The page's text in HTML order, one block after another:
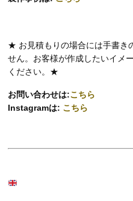
★ お見積もりの場合には手書き
せん。お客様が作成したいイメ
ください。★
お問い合わせは:こちら
Instagramは: こちら